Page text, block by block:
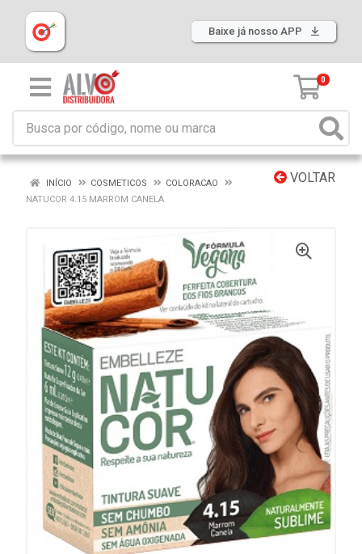
Baixe já nosso APP
0
VOLTAR
INÍCIO COSMETICOS
COLORACAO
NATUCOR 4.15 MARROM CANELA